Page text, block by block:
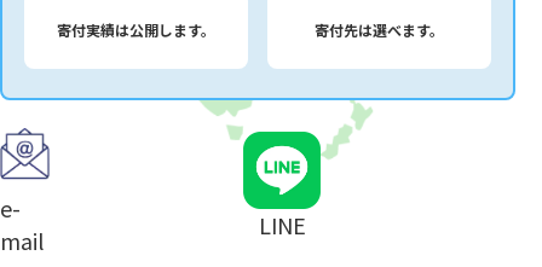
寄付実績は公開します。 寄付先は選べます。
e-
mail
LINE